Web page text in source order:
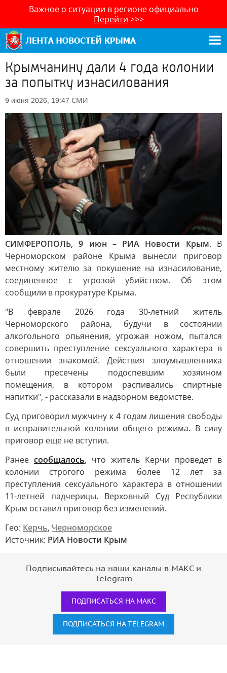
Важное о ситуации в регионе официально
Перейти >>>
Крымчанину дали 4 года колонии
за попытку изнасилования
9 июня 2026, 19:47 СМИ
СИМФЕРОПОЛЬ, 9 июн – РИА Новости Крым. В
Черноморском районе Крыма вынесли приговор
местному жителю за покушение на изнасилование,
соединенное с угрозой убийством. Об этом
сообщили в прокуратуре Крыма.
"В феврале 2026 года 30-летний житель
Черноморского района, будучи в состоянии
алкогольного опьянения, угрожая ножом, пытался
совершить преступление сексуального характера в
отношении знакомой. Действия злоумышленника
были пресечены подоспевшим хозяином
помещения, в котором распивались спиртные
напитки", - рассказали в надзорном ведомстве.
Суд приговорил мужчину к 4 годам лишения свободы
в исправительной колонии общего режима. В силу
приговор еще не вступил.
Ранее сообщалось, что житель Керчи проведет в
колонии строгого режима более 12 лет за
преступления сексуального характера в отношении
11-летней падчерицы. Верховный Суд Республики
Крым оставил приговор без изменений.
Гео: Керчь, Черноморское
Источник: РИА Новости Крым
Подписывайтесь на наши каналы в МАКС и
Telegram
ПОДПИСАТЬСЯ НА МАКС
ПОДПИСАТЬСЯ НА TELEGRAM